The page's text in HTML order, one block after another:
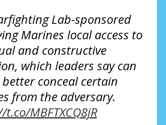
Lab-sponsored
Marines local access to
and constructive
which leaders say can
conceal certain
from the adversary.
MBFTXCQ8jR